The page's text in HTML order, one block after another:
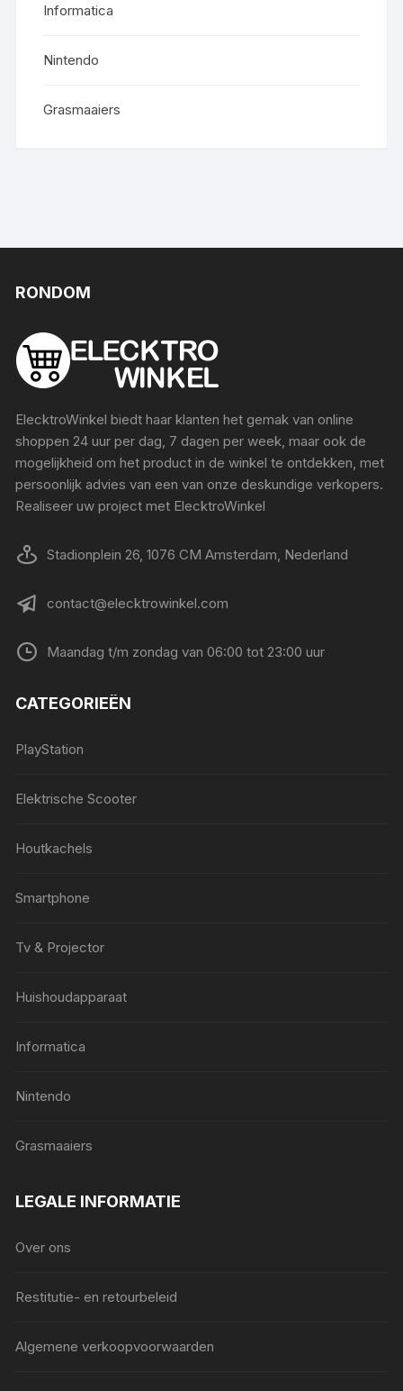
Informatica
Nintendo
Grasmaaiers
RONDOM
ElecktroWinkel biedt haar klanten het gemak van online
shoppen 24 uur per dag, 7 dagen per week, maar ook de
mogelijkheid om het product in de winkel te ontdekken, met
persoonlijk advies van een van onze deskundige verkopers.
Realiseer uw project met ElecktroWinkel
Stadionplein 26, 1076 CM Amsterdam, Nederland
contact@elecktrowinkel.com
Maandag t/m zondag van 06:00 tot 23:00 uur
CATEGORIEËN
PlayStation
Elektrische Scooter
Houtkachels
Smartphone
Tv & Projector
Huishoudapparaat
Informatica
Nintendo
Grasmaaiers
LEGALE INFORMATIE
Over ons
Restitutie- en retourbeleid
Algemene verkoopvoorwaarden